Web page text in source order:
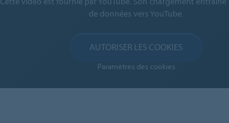
de données vers YouTube.
AUTORISER LES COOKIES
Paramètres des cookies